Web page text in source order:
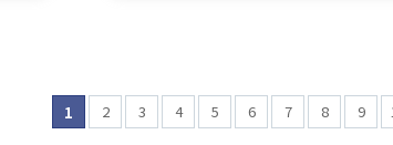
1 2 3 4 5 6 7 8 9